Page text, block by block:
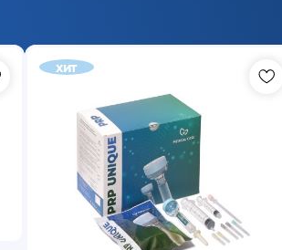
хит